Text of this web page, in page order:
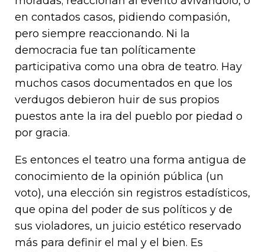
en contados casos, pidiendo compasión,
pero siempre reaccionando. Ni la
democracia fue tan políticamente
participativa como una obra de teatro. Hay
muchos casos documentados en que los
verdugos debieron huir de sus propios
puestos ante la ira del pueblo por piedad o
por gracia.
Es entonces el teatro una forma antigua de
conocimiento de la opinión pública (un
voto), una elección sin registros estadísticos,
que opina del poder de sus políticos y de
sus violadores, un juicio estético reservado
más para definir el mal y el bien. Es